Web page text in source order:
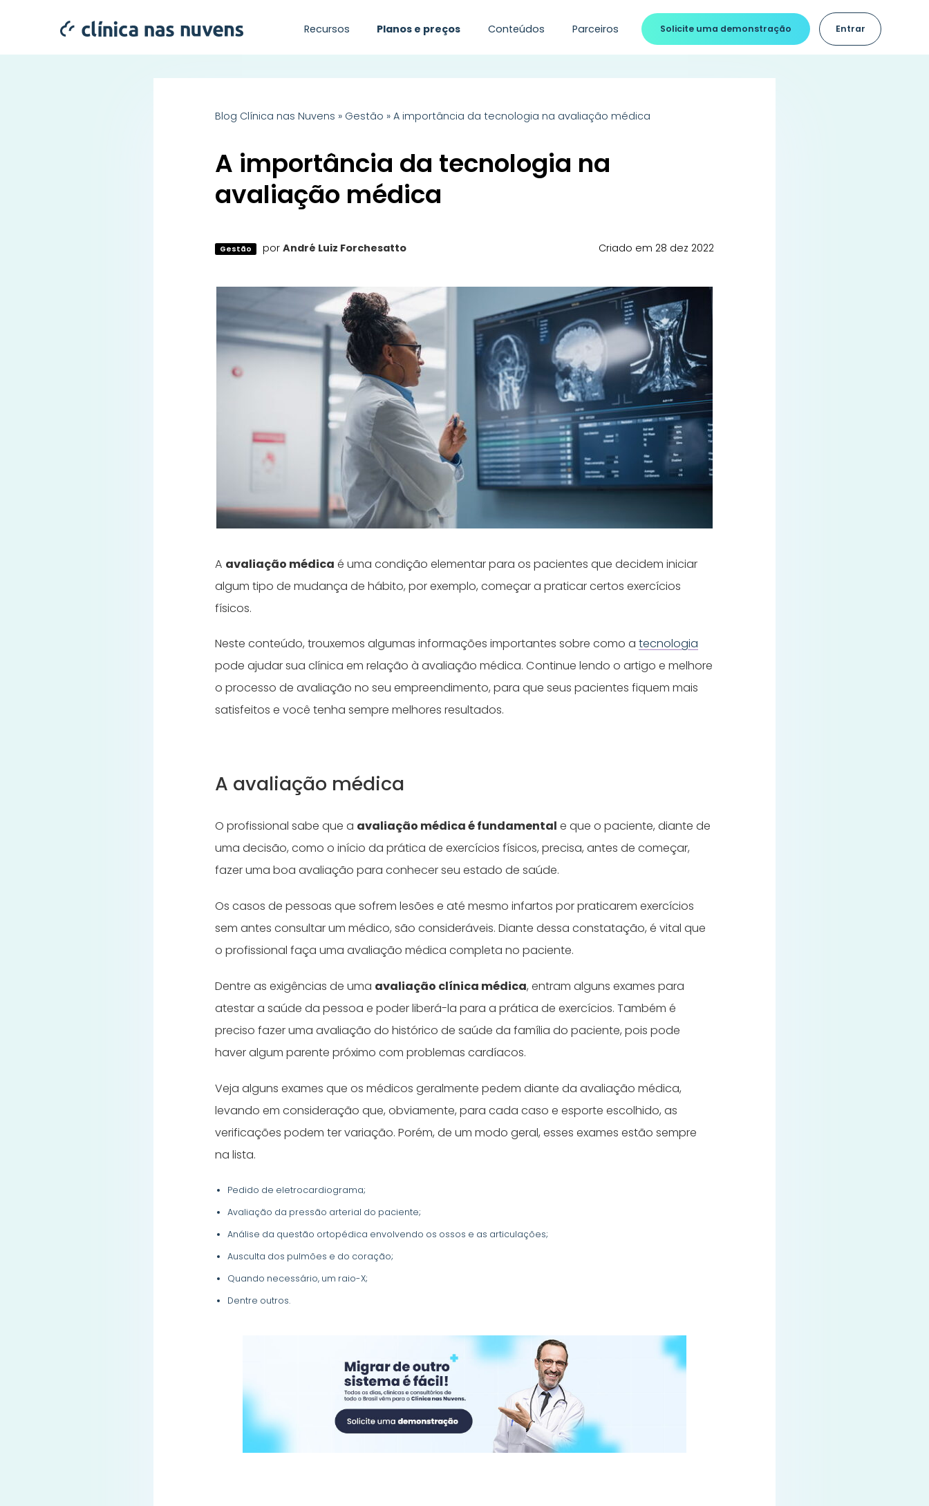
Recursos Planos e preços Conteúdos Parceiros Solicite uma demonstração Entrar
Blog Clínica nas Nuvens » Gestão »A importância da tecnologia na avaliação médica
A importância da tecnologia na
avaliação médica
Gestão por André Luiz Forchesatto Criado em 28 dez 2022
A avaliação médica é uma condição elementar para os pacientes que decidem iniciar
algum tipo de mudança de hábito, por exemplo, começar a praticar certos exercícios
físicos.
Neste conteúdo, trouxemos algumas informações importantes sobre como atecnologia
pode ajudar sua clínica em relação à avaliação médica. Continue lendo o artigo e melhore
o processo de avaliação no seu empreendimento, para que seus pacientes fiquem mais
satisfeitos e você tenha sempre melhores resultados.
A avaliação médica
O profissional sabe que a avaliação médica é fundamental e que o paciente, diante de
uma decisão, como o início da prática de exercícios físicos, precisa, antes de começar,
fazer uma boa avaliação para conhecer seu estado de saúde.
Os casos de pessoas que sofrem lesões e até mesmo infartos por praticarem exercícios
sem antes consultar um médico, são consideráveis. Diante dessa constatação, é vital que
o profissional faça uma avaliação médica completa no paciente.
Dentre as exigências de uma avaliação clínica médica, entram alguns exames para
atestar a saúde da pessoa e poder liberá-la para a prática de exercícios. Também é
preciso fazer uma avaliação do histórico de saúde da família do paciente, pois pode
haver algum parente próximo com problemas cardíacos.
Veja alguns exames que os médicos geralmente pedem diante da avaliação médica,
levando em consideração que, obviamente, para cada caso e esporte escolhido, as
verificações podem ter variação. Porém, de um modo geral, esses exames estão sempre
na lista.
Pedido de eletrocardiograma;
Avaliação da pressão arterial do paciente;
Análise da questão ortopédica envolvendo os ossos e as articulações;
Ausculta dos pulmões e do coração;
Quando necessário, um raio-X;
Dentre outros.